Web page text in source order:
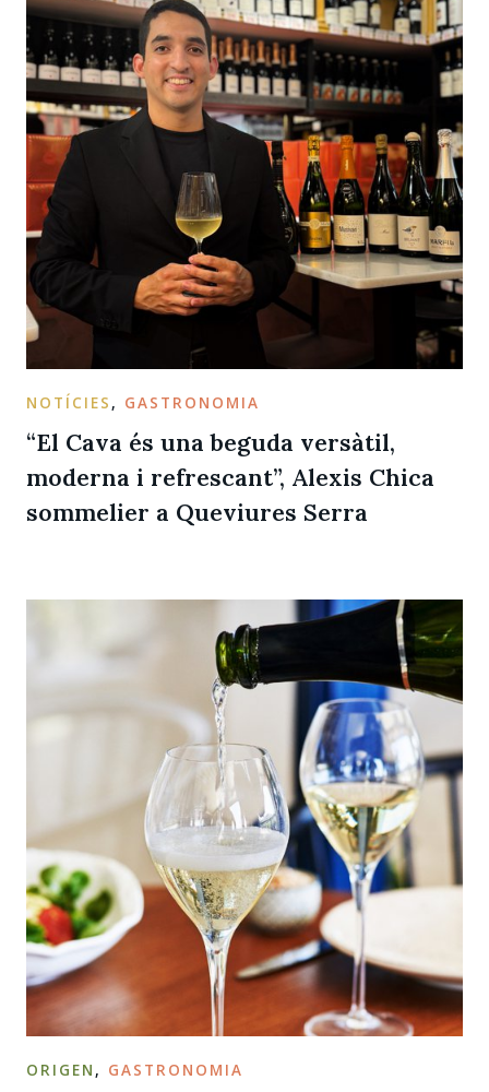
NOTÍCIES , GASTRONOMIA
“El Cava és una beguda versàtil,
moderna i refrescant”, Alexis Chica
sommelier a Queviures Serra
ORIGEN , GASTRONOMIA